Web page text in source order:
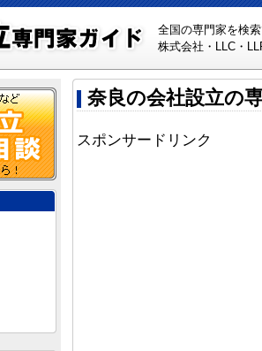
全国の専門家を検
株式会社・LLC・
奈良の会社設立の
スポンサードリンク